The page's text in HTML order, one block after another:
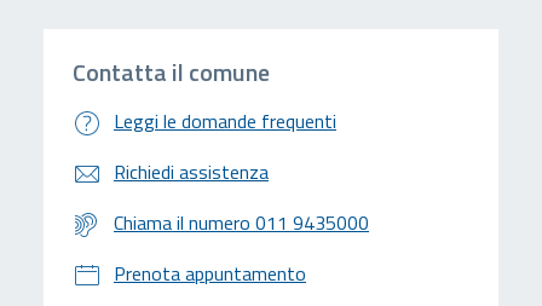
Contatta il comune
Leggi le domande frequenti
Richiedi assistenza
Chiama il numero 011 9435000
Prenota appuntamento